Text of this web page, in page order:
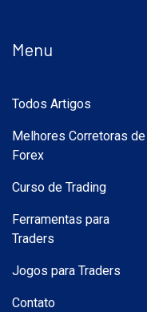
Menu
Todos Artigos
Melhores Corretoras de
Forex
Curso de Trading
Ferramentas para
Traders
Jogos para Traders
Contato